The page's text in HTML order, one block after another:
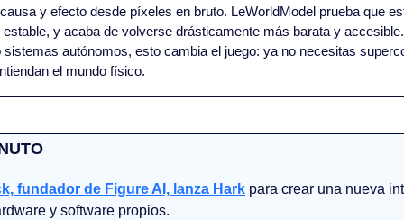
y efecto desde píxeles en bruto. LeWorldModel prueba que
y acaba de volverse drásticamente más barata y
sistemas autónomos, esto cambia el juego: ya no necesitas
el mundo físico.
fundador de Figure AI, lanza Hark para crear una nueva
y software propios.